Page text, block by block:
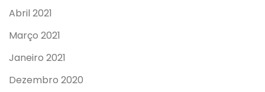
Abril 2021
Março 2021
Janeiro 2021
Dezembro 2020